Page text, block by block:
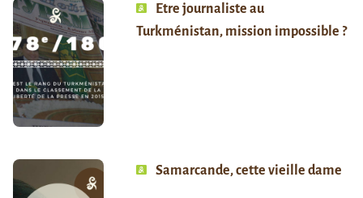
Etre journaliste au
Turkménistan, mission impossible ?
Samarcande, cette vieille dame